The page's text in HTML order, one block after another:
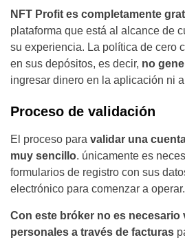
NFT Profit es completamente
plataforma que está al alcance de
su experiencia. La política de cero
en sus depósitos, es decir, no
ingresar dinero en la aplicación ni
Proceso de validación
El proceso para validar una
muy sencillo. únicamente es
formularios de registro con sus
electrónico para comenzar a operar.
Con este bróker no es necesario
personales a través de facturas